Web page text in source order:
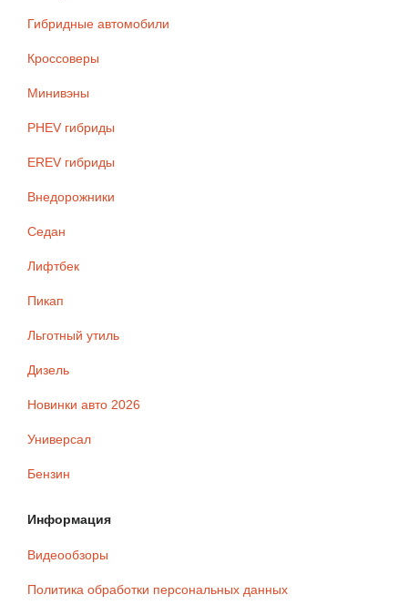
Гибридные автомобили
Кроссоверы
Минивэны
PHEV гибриды
EREV гибриды
Внедорожники
Седан
Лифтбек
Пикап
Льготный утиль
Дизель
Новинки авто 2026
Универсал
Бензин
Информация
Видеообзоры
Политика обработки персональных данных